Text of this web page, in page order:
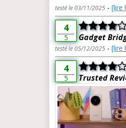
testé le 03/11/2025 - [lire
4
5 Gadget
testé le 05/12/2025 - [lire
4
5 Trusted